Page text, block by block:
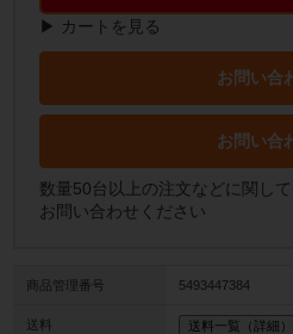
▶ カートを見る
お問い合
お問い合
数量50台以上の注文などに関して
お問い合わせください
商品管理番号 5493447384
送料 送料一覧（詳細）